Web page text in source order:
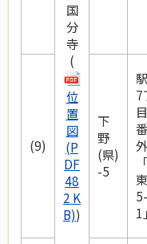
国
分
寺
(
位
置
図
(P
DF
48
2 K
B))
(9)
下
野
(県)
-5
7
外
1」